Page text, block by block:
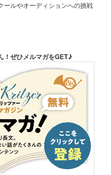
ールやオーディションへの挑戦
！ぜひメルマガをGET♪